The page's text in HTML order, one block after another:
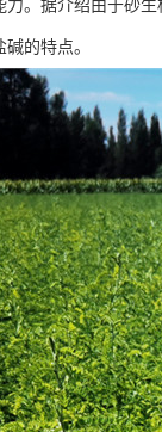
。据介绍由于砂
的特点。